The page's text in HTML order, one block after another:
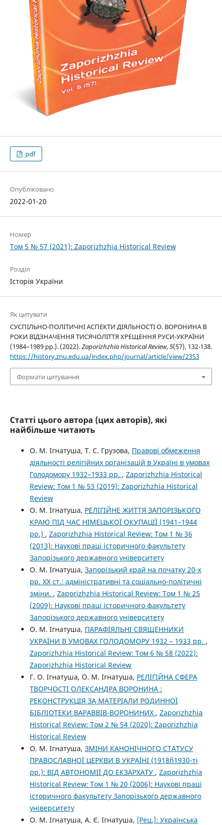
pdf
Опубліковано
2022-01-20
Номер
Том 5 № 57 (2021): Zaporizhzhia Historical Review
Розділ
Історія України
Як цитувати
СУСПІЛЬНО-ПОЛІТИЧНІ АСПЕКТИ ДІЯЛЬНОСТІ О. ВОРОНИНА В
РОКИ ВІДЗНАЧЕННЯ ТИСЯЧОЛІТТЯ ХРЕЩЕННЯ РУСИ-УКРАЇНИ
(1984–1989 рр.). (2022).Zaporizhzhia Historical Review,5(57), 132-138.
https://history.znu.edu.ua/index.php/journal/article/view/2353
Формати цитування
Статті цього автора (цих авторів), які
найбільше читають
О. М. Ігнатуша, Т. С. Грузова, Правові обмеження
діяльності релігійних організацій в Україні в умовах
Голодомору 1932–1933 рр. , Zaporizhzhia Historical
Review: Том 1 № 53 (2019): Zaporizhzhia Historical
Review
О. М. Ігнатуша, РЕЛІГІЙНЕ ЖИТТЯ ЗАПОРІЗЬКОГО
КРАЮ ПІД ЧАС НІМЕЦЬКОЇ ОКУПАЦІЇ (1941–1944
рр.) , Zaporizhzhia Historical Review: Том 1 № 36
(2013): Наукові праці історичного факультету
Запорізького державного університету
О. М. Ігнатуша, Запорізький край на початку 20-х
рр. ХХ ст.: адміністративні та соціально-політичні
зміни. , Zaporizhzhia Historical Review: Том 1 № 25
(2009): Наукові праці історичного факультету
Запорізького державного університету
О. М. Ігнатуша, ПАРАФІЯЛЬНІ СВЯЩЕННИКИ
УКРАЇНИ В УМОВАХ ГОЛОДОМОРУ 1932 – 1933 рр. ,
Zaporizhzhia Historical Review: Том 6 № 58 (2022):
Zaporizhzhia Historical Review
Г. О. Ігнатуша, О. М. Ігнатуша, РЕЛІГІЙНА СФЕРА
ТВОРЧОСТІ ОЛЕКСАНДРА ВОРОНИНА :
РЕКОНСТРУКЦІЯ ЗА МАТЕРІАЛИ РОДИННОЇ
БІБЛІОТЕКИ ВАРАВВІВ-ВОРОНИНИХ , Zaporizhzhia
Historical Review: Том 2 № 54 (2020): Zaporizhzhia
Historical Review
О. М. Ігнатуша, ЗМІНИ КАНОНІЧНОГО СТАТУСУ
ПРАВОСЛАВНОЇ ЦЕРКВИ В УКРАЇНІ (1918ñ1930-ті
рр.): ВІД АВТОНОМІЇ ДО ЕКЗАРХАТУ , Zaporizhzhia
Historical Review: Том 1 № 20 (2006): Наукові праці
історичного факультету Запорізького державного
університету
О. М. Ігнатуша, А. Є. Ігнатуша, [Рец.]: Українська